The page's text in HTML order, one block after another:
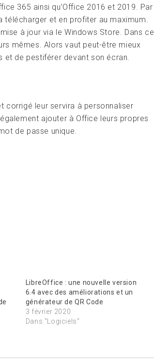
365 ainsi qu’Office 2016 et 2019. Par
télécharger et en profiter au maximum.
à jour via le Windows Store. Dans ce
mêmes. Alors vaut peut-être mieux
de pestiférer devant son écran.
corrigé leur servira à personnaliser
ajouter à Office leurs propres
de passe unique.
LibreOffice : une nouvelle version
6.4 avec des améliorations et un
générateur de QR Code
3 février 2020
Dans "Logiciels"